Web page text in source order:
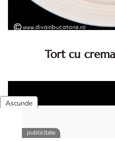
Tort cu